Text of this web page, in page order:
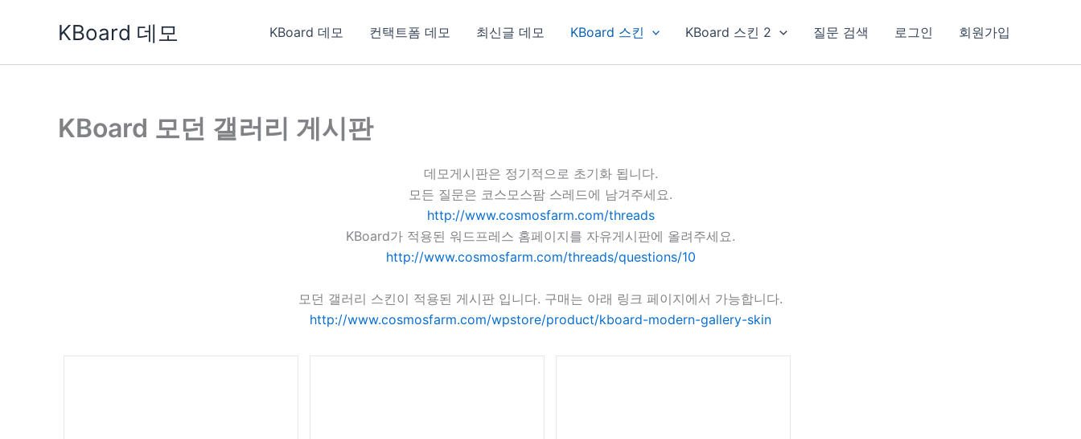
KBoard 데모 KBoard 데모 컨택트폼 데모 최신글 데모 KBoard 스킨 KBoard 스킨 2 질문 검색 로그인 회원가입
KBoard 모던 갤러리 게시판
데모게시판은 정기적으로 초기화 됩니다.
모든 질문은 코스모스팜 스레드에 남겨주세요.
http://www.cosmosfarm.com/threads
KBoard가 적용된 워드프레스 홈페이지를 자유게시판에 올려주세요.
http://www.cosmosfarm.com/threads/questions/10
모던 갤러리 스킨이 적용된 게시판 입니다. 구매는 아래 링크 페이지에서 가능합니다.
http://www.cosmosfarm.com/wpstore/product/kboard-modern-gallery-skin